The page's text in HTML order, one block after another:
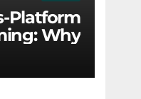
Platform
Why